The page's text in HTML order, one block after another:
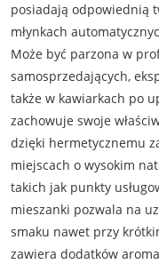
posiadają odpowiednią
młynkach
Może być parzona w
samosprzedających,
także w kawiarkach po
zachowuje swoje
dzięki hermetycznemu
miejscach o wysokim
takich jak punkty
mieszanki pozwala na
smaku nawet przy
zawiera dodatków